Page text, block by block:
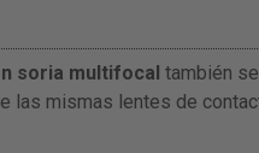
soria multifocal también
las mismas lentes de